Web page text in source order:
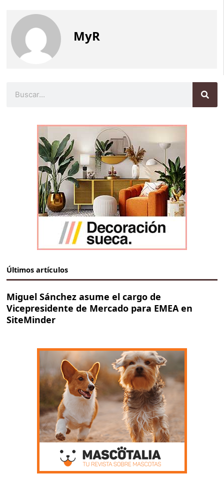
MyR
Últimos artículos
Miguel Sánchez asume el cargo de
Vicepresidente de Mercado para EMEA en
SiteMinder